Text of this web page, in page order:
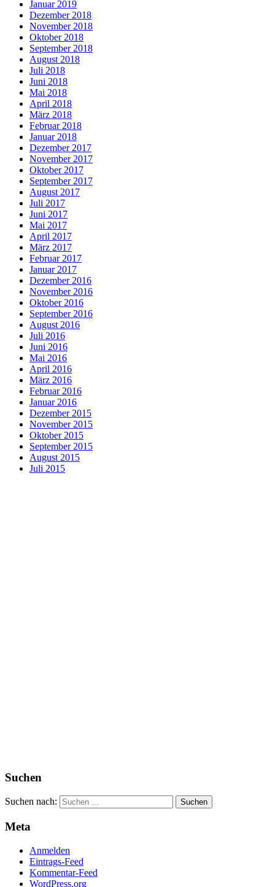
Januar 2019
Dezember 2018
November 2018
Oktober 2018
September 2018
August 2018
Juli 2018
Juni 2018
Mai 2018
April 2018
März 2018
Februar 2018
Januar 2018
Dezember 2017
November 2017
Oktober 2017
September 2017
August 2017
Juli 2017
Juni 2017
Mai 2017
April 2017
März 2017
Februar 2017
Januar 2017
Dezember 2016
November 2016
Oktober 2016
September 2016
August 2016
Juli 2016
Juni 2016
Mai 2016
April 2016
März 2016
Februar 2016
Januar 2016
Dezember 2015
November 2015
Oktober 2015
September 2015
August 2015
Juli 2015
Suchen
Suchen nach:
Meta
Anmelden
Eintrags-Feed
Kommentar-Feed
WordPress.org